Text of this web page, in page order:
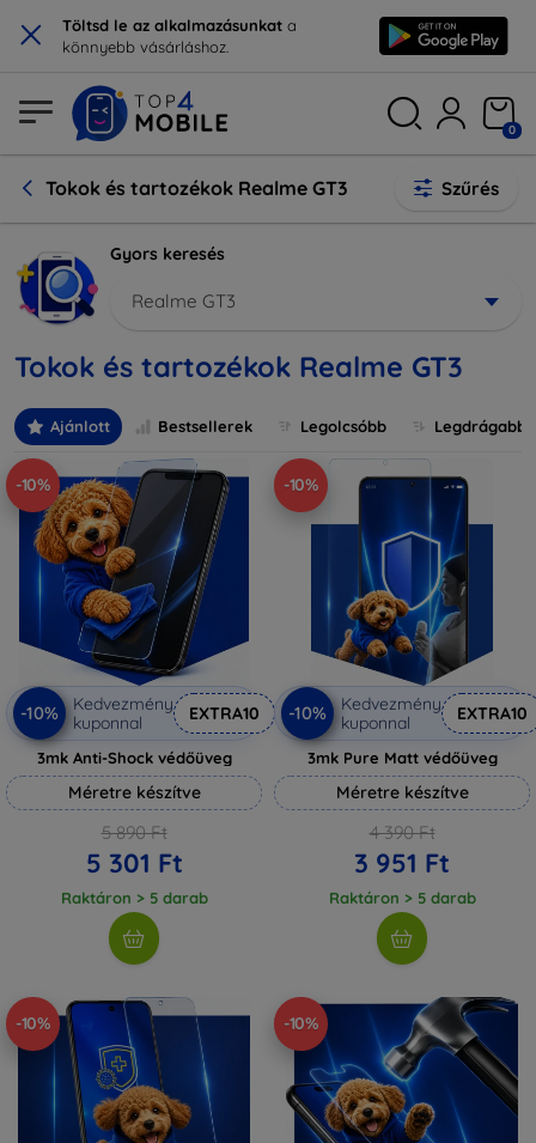
× Töltsd le az alkalmazásunkat a
könnyebb vásárláshoz.
0
Tokok és tartozékok Realme GT3 Szűrés
Gyors keresés
Realme GT3
Tokok és tartozékok Realme GT3
Ajánlott Bestsellerek Legolcsóbb Legdrágabb
-10%
-10%
Kedvezmény
kuponnal
EXTRA10
3mk Anti-Shock védőüveg
Méretre készítve
5 890 Ft
5 301 Ft
Raktáron > 5 darab
-10%
-10%
Kedvezmény
kuponnal
EXTRA10
3mk Pure Matt védőüveg
Méretre készítve
4 390 Ft
3 951 Ft
Raktáron > 5 darab
-10% -10%